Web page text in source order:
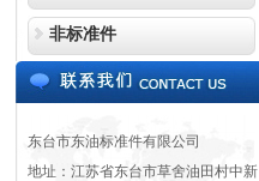
非标准件
东台市东油标准件有限公司
地址：江苏省东台市草舍油田村中新